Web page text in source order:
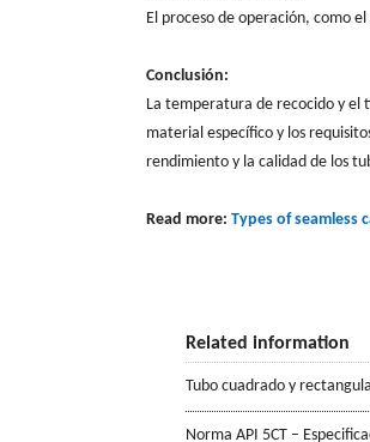
El proceso de operación, como
Conclusión:
La temperatura de recocido y el
material específico y los
rendimiento y la calidad de los
Read more: Types of seamless
Related information
Tubo cuadrado y
Norma API 5CT –